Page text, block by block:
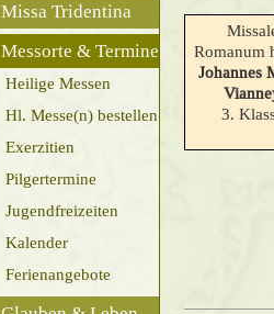
Missa Tridentina
Messorte & Termine
Heilige Messen
Hl. Messe(n) bestellen
Exerzitien
Pilgertermine
Jugendfreizeiten
Kalender
Ferienangebote
Romanum
Johannes
3.